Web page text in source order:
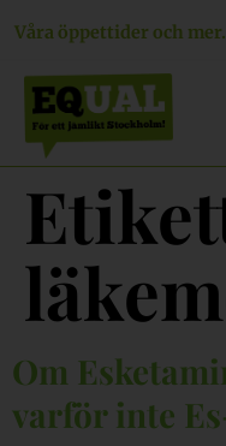
content
Våra öppettider och
Om
varför inte